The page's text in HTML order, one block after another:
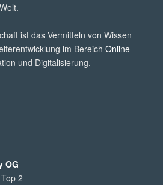
ist das Vermitteln von Wissen
im Bereich Online
und Digitalisierung.
OG
2